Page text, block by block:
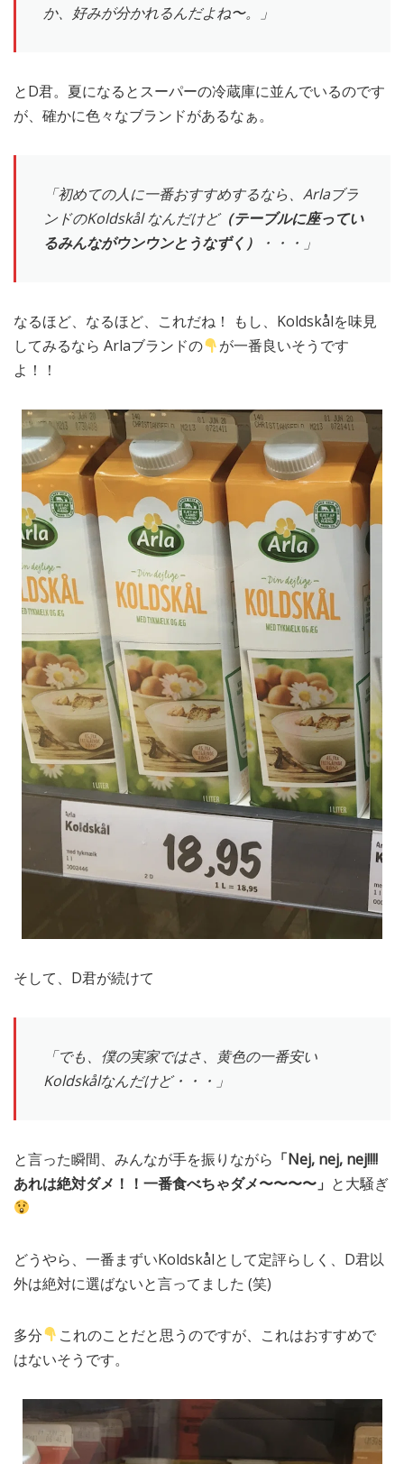
か、好みが分かれるんだよね〜。」
とD君。夏になるとスーパーの冷蔵庫に並んでいるのです
が、確かに色々なブランドがあるなぁ。
「初めての人に一番おすすめするなら、Arlaブラ
ンドのKoldskål なんだけど（テーブルに座ってい
るみんながウンウンとうなずく）
・・・」
なるほど、なるほど、これだね！ もし、Koldskålを味見
してみるなら Arlaブランドの
が一番良いそうです
よ！！
そして、D君が続けて
「でも、僕の実家ではさ、黄色の一番安い
Koldskålなんだけど・・・」
と言った瞬間、みんなが手を振りながら 「Nej, nej, nej!!!!
あれは絶対ダメ！！一番食べちゃダメ〜〜〜〜」 と大騒ぎ
どうやら、一番まずいKoldskålとして定評らしく、D君以
外は絶対に選ばないと言ってました (笑)
多分
これのことだと思うのですが、これはおすすめで
はないそうです。